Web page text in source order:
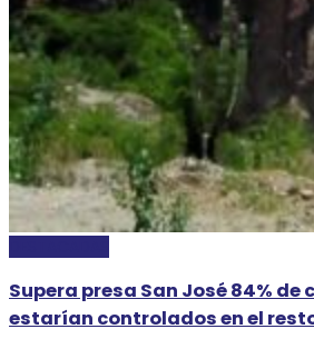
Supera presa San José 84%
estarían controlados en el